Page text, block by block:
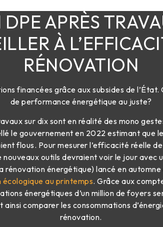
DPE APRÈS
À
RÉNOVATION
financées grâce aux subsides de l’État.
de performance énergétique au juste?
sur dix sont en réalité des mono
le gouvernement en 2022 estimant que
flous. Pour mesurer l’efficacité réelle
nouveaux outils devraient voir le jour avec
rénovation énergétique) lancé en
écologique au printemps. Grâce aux
énergétiques d’un million de foyers
comparer les consommations
rénovation.